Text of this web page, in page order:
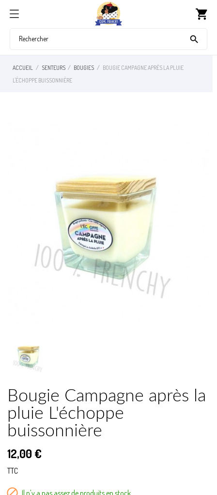
shopping_cart

ACCUEIL SENTEURS BOUGIES
BOUGIE CAMPAGNE APRÈS LA PLUIE
L'ÉCHOPPE BUISSONNIÈRE
Bougie Campagne après la
pluie L'échoppe
buissonnière
12,00 €
TTC
Il n'y a pas assez de produits en stock.